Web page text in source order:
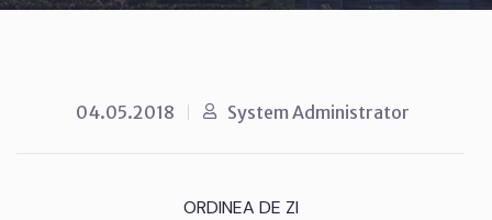
04.05.2018 System Administrator
ORDINEA DE ZI